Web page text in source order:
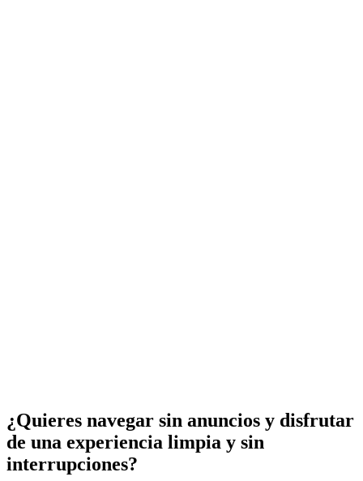
¿Quieres navegar sin anuncios y disfrutar
de una experiencia limpia y sin
interrupciones?